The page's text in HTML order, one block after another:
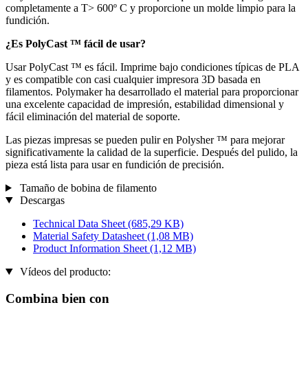
completamente a T> 600º C y proporcione un molde limpio para la
fundición.
¿Es PolyCast ™ fácil de usar?
Usar PolyCast ™ es fácil. Imprime bajo condiciones típicas de PLA
y es compatible con casi cualquier impresora 3D basada en
filamentos. Polymaker ha desarrollado el material para proporcionar
una excelente capacidad de impresión, estabilidad dimensional y
fácil eliminación del material de soporte.
Las piezas impresas se pueden pulir en Polysher ™ para mejorar
significativamente la calidad de la superficie. Después del pulido, la
pieza está lista para usar en fundición de precisión.
Tamaño de bobina de filamento
Descargas
Technical Data Sheet (685,29 KB)
Material Safety Datasheet (1,08 MB)
Product Information Sheet (1,12 MB)
Vídeos del producto:
Combina bien con